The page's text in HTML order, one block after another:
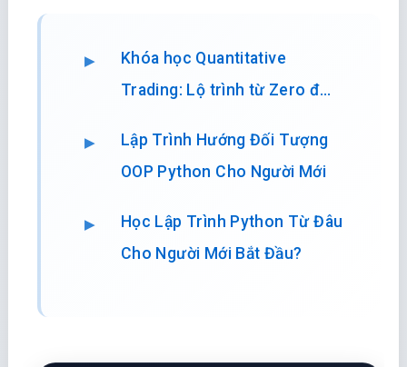
Khóa học Quantitative
Trading: Lộ trình từ Zero đ…
Lập Trình Hướng Đối Tượng
OOP Python Cho Người Mới
Học Lập Trình Python Từ Đâu
Cho Người Mới Bắt Đầu?